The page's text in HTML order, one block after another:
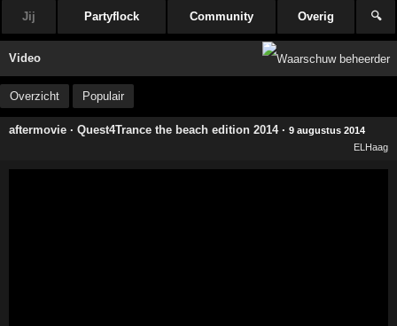
Jij Partyflock Community Overig 🔍
Video
Overzicht Populair
aftermovie ·Quest4Trance the beach edition 2014·9 augustus 2014
ELHaag